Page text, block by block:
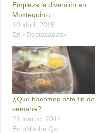
Empieza la diversión en
Montequinto
10 abril, 2015
En «Destacadas»
¿Que hacemos este fin de
semana?
21 marzo, 2014
En «Noche Q»